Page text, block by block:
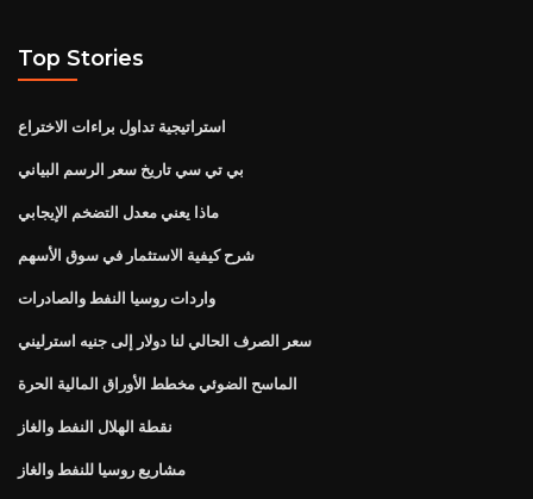
Top Stories
استراتيجية تداول براءات الاختراع
بي تي سي تاريخ سعر الرسم البياني
ماذا يعني معدل التضخم الإيجابي
شرح كيفية الاستثمار في سوق الأسهم
واردات روسيا النفط والصادرات
سعر الصرف الحالي لنا دولار إلى جنيه استرليني
الماسح الضوئي مخطط الأوراق المالية الحرة
نقطة الهلال النفط والغاز
مشاريع روسيا للنفط والغاز